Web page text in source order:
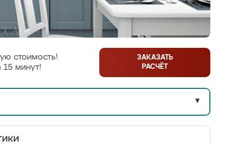
стоимость!
15 минут!
ЗАКАЗАТЬ
РАСЧЁТ
▼